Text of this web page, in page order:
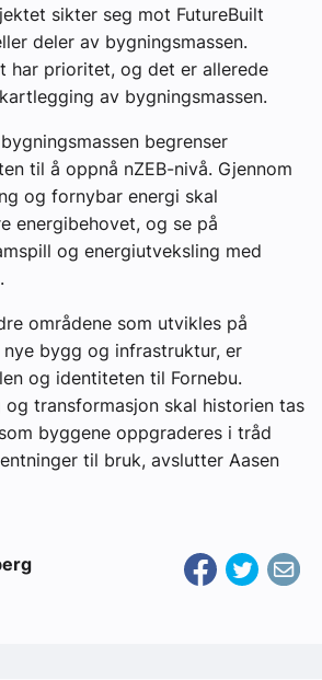
sikter seg mot FutureBuilt
deler av bygningsmassen.
har prioritet, og det er allerede
av bygningsmassen.
begrenser
til å oppnå nZEB-nivå. Gjennom
og fornybar energi skal
energibehovet, og se på
og energiutveksling med
områdene som utvikles på
nye bygg og infrastruktur, er
og identiteten til Fornebu.
og transformasjon skal historien tas
byggene oppgraderes i tråd
til bruk, avslutter Aasen